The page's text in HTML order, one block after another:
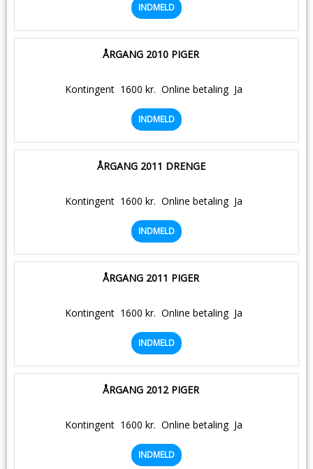
INDMELD
ÅRGANG 2010 PIGER
Kontingent 1600 kr. Online betaling Ja
INDMELD
ÅRGANG 2011 DRENGE
Kontingent 1600 kr. Online betaling Ja
INDMELD
ÅRGANG 2011 PIGER
Kontingent 1600 kr. Online betaling Ja
INDMELD
ÅRGANG 2012 PIGER
Kontingent 1600 kr. Online betaling Ja
INDMELD